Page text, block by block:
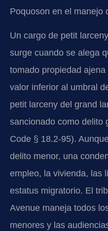
Poquoson en el manejo
Un cargo de petit
surge cuando se alega
tomado propiedad
valor inferior al umbral
petit larceny del grand
sancionado como delito
Code § 18.2-95).
delito menor, una
empleo, la vivienda, las
estatus migratorio. El
Avenue maneja todos
menores y las